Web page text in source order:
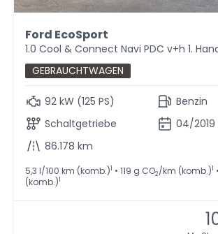
Ford EcoSport
1.0 Cool & Connect Navi PDC v+h 1.
GEBRAUCHTWAGEN
92 kW (125 PS)
Schaltgetriebe
86.178 km
Benzin
04/2019
5,3 l/100 km (komb.)1 • 119 g CO2/km (komb.)1
(komb.)1